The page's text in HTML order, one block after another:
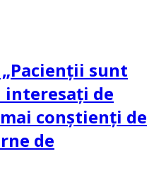
sunt
interesați de
conștienți de
de